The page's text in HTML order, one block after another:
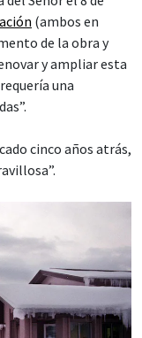
(ambos en
de la obra y
y ampliar esta
una
cinco años atrás,